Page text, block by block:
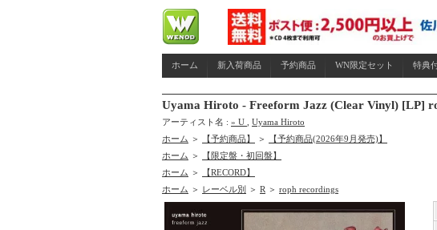
ホーム 新入荷商品 予約商品 WN限定セット 特典
Uyama Hiroto - Freeform Jazz (Clear Vinyl) [LP]
アーティスト名 : » U
Uyama Hiroto
ホーム ＞ 【予約商品】 ＞
【予約商品(2026年9月発売)】
ホーム ＞
【限定盤・初回盤】
ホーム ＞
【RECORD】
ホーム ＞ レーベル別 ＞ R ＞ roph recordings